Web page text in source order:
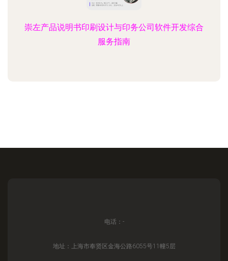
崇左产品说明书印刷设计与印务公司软件开发综合
服务指南
电话：-
地址：上海市奉贤区金海公路6055号11幢5层